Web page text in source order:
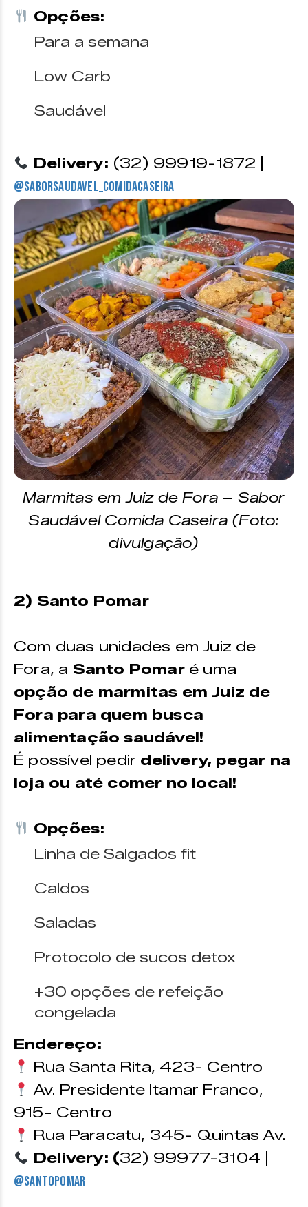
Opções:
Para a semana
Low Carb
Saudável
Delivery: (32) 99919-1872 |
@saborsaudavel_comidacaseira
Marmitas em Juiz de Fora – Sabor
Saudável Comida Caseira (Foto:
divulgação)
2) Santo Pomar
Com duas unidades em Juiz de
Fora, a Santo Pomaré uma
opção de marmitas em Juiz de
Fora para quem busca
alimentação saudável!
É possível pedir delivery, pegar na
loja ou até comer no local!
Opções:
Linha de Salgados fit
Caldos
Saladas
Protocolo de sucos detox
+30 opções de refeição
congelada
Endereço:
Rua Santa Rita, 423- Centro
Av. Presidente Itamar Franco,
915- Centro
Rua Paracatu, 345- Quintas Av.
Delivery: (32) 99977-3104 |
@santopomar